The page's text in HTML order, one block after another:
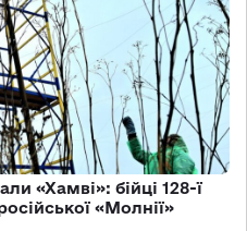
«Хамві»: бійці 128-ї
«Молнії»